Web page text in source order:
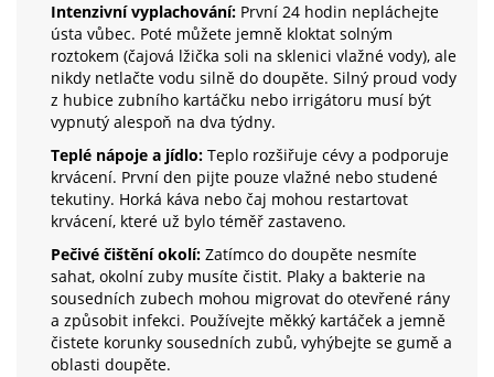
Intenzivní vyplachování: První 24 hodin nepláchejte
ústa vůbec. Poté můžete jemně kloktat solným
roztokem (čajová lžička soli na sklenici vlažné vody), ale
nikdy netlačte vodu silně do doupěte. Silný proud vody
z hubice zubního kartáčku nebo irrigátoru musí být
vypnutý alespoň na dva týdny.
Teplé nápoje a jídlo: Teplo rozšiřuje cévy a podporuje
krvácení. První den pijte pouze vlažné nebo studené
tekutiny. Horká káva nebo čaj mohou restartovat
krvácení, které už bylo téměř zastaveno.
Pečivé čištění okolí: Zatímco do doupěte nesmíte
sahat, okolní zuby musíte čistit. Plaky a bakterie na
sousedních zubech mohou migrovat do otevřené rány
a způsobit infekci. Používejte měkký kartáček a jemně
čistete korunky sousedních zubů, vyhýbejte se gumě a
oblasti doupěte.